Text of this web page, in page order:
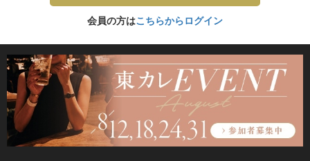
会員の方はこちらからログイン